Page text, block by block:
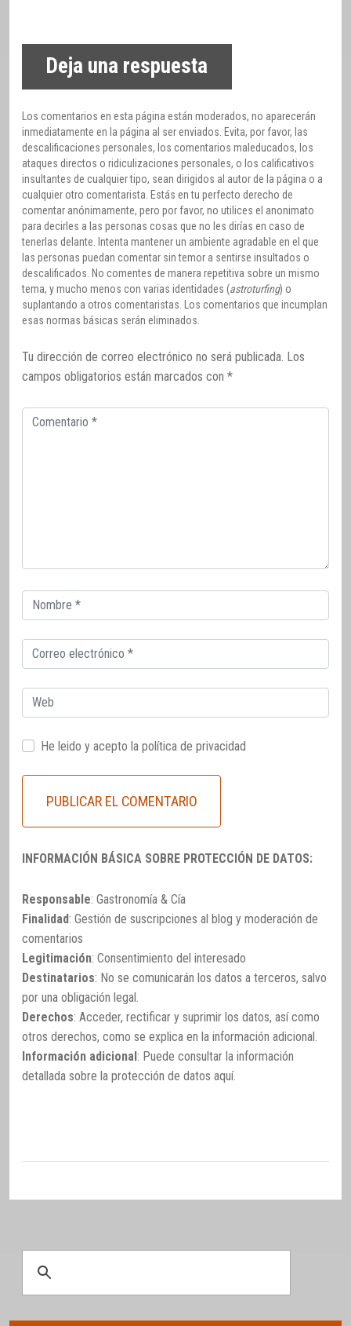
Deja una respuesta
Los comentarios en esta página están moderados, no aparecerán
inmediatamente en la página al ser enviados. Evita, por favor, las
descalificaciones personales, los comentarios maleducados, los
ataques directos o ridiculizaciones personales, o los calificativos
insultantes de cualquier tipo, sean dirigidos al autor de la página o a
cualquier otro comentarista. Estás en tu perfecto derecho de
comentar anónimamente, pero por favor, no utilices el anonimato
para decirles a las personas cosas que no les dirías en caso de
tenerlas delante. Intenta mantener un ambiente agradable en el que
las personas puedan comentar sin temor a sentirse insultados o
descalificados. No comentes de manera repetitiva sobre un mismo
tema, y mucho menos con varias identidades (astroturfing) o
suplantando a otros comentaristas. Los comentarios que incumplan
esas normas básicas serán eliminados.
Tu dirección de correo electrónico no será publicada. Los
campos obligatorios están marcados con *
Comentario
Correo
electrónico
Correo
electrónico
Web
He leido y acepto la política de privacidad
INFORMACIÓN BÁSICA SOBRE PROTECCIÓN DE DATOS:
Responsable: Gastronomía & Cía
Finalidad: Gestión de suscripciones al blog y moderación de
comentarios
Legitimación: Consentimiento del interesado
Destinatarios: No se comunicarán los datos a terceros, salvo
por una obligación legal.
Derechos: Acceder, rectificar y suprimir los datos, así como
otros derechos, como se explica en la información adicional.
Información adicional: Puede consultar la información
detallada sobre la protección de datos aquí.